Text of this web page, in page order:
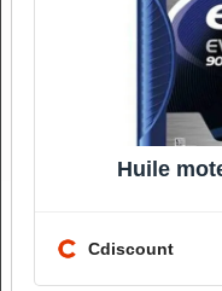
Huile
Cdiscount